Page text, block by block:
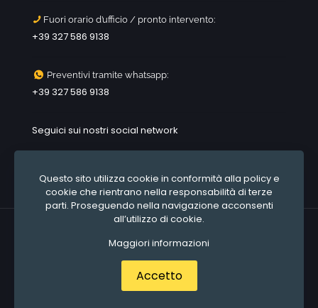
Fuori orario d’ufficio / pronto intervento:
+39 327 586 9138
Preventivi tramite whatsapp:
+39 327 586 9138
Seguici sui nostri social network
© 2020 All rights reserved misterpreventivo.it
posizionamento realizzato dall'Agenzia web Milano
Web Revolution Milano.
Privacy e cookie policy|Mappa del sito
Questo sito utilizza cookie in conformità alla policy e
cookie che rientrano nella responsabilità di terze
parti. Proseguendo nella navigazione acconsenti
all’utilizzo di cookie.
Maggiori informazioni
Accetto